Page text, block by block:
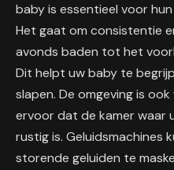
baby is essentieel voor
Het gaat om consistentie
avonds baden tot het
Dit helpt uw baby te
slapen. De omgeving is
ervoor dat de kamer waar
rustig is. Geluidsmachines
storende geluiden te